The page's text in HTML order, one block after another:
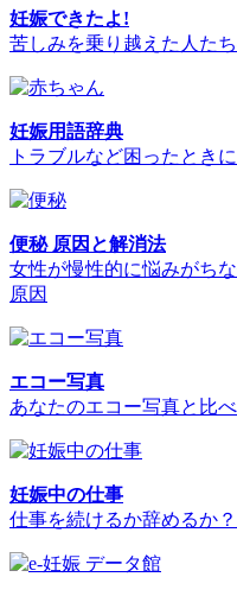
妊娠できたよ!
苦しみを乗り越えた人た
妊娠用語辞典
トラブルなど困ったとき
便秘 原因と解消法
女性が慢性的に悩みがち
原因
エコー写真
あなたのエコー写真と比
妊娠中の仕事
仕事を続けるか辞めるか